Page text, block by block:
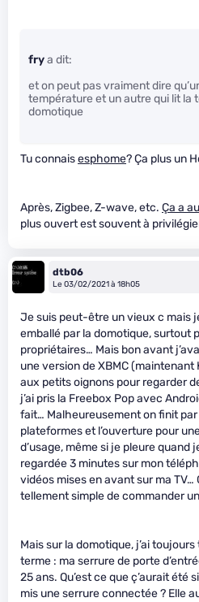
frya dit:
et on peut pas vraiment dire
température et un autre qui lit la
domotique
Tu connaisesphome? Ça plus un
Après, Zigbee, Z-wave, etc. Ça a
plus ouvert est souvent à
dtb06
Le 03/02/2021 à 18h05
Je suis peut-être un vieux c mais
emballé par la domotique, surtout
propriétaires… Mais bon avant
une version de XBMC (maintenant
aux petits oignons pour regarder
j’ai pris la Freebox Pop avec
fait… Malheureusement on finit
plateformes et l’ouverture pour
d’usage, même si je pleure quand
regardée 3 minutes sur mon
vidéos mises en avant sur ma TV…
tellement simple de commander
Mais sur la domotique, j’ai
terme : ma serrure de porte
25 ans. Qu’est ce que ç’aurait été
mis une serrure connectée ? Elle